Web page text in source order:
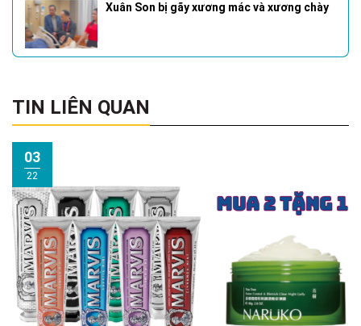
Xuân Son bị gãy xương mác và xương chày
TIN LIÊN QUAN
03
22